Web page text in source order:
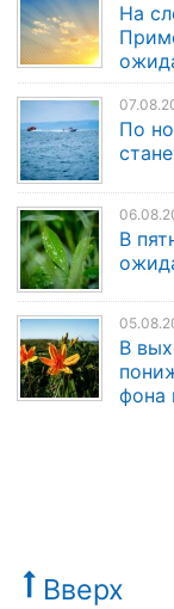
На
По
В
В
фона
Вверх